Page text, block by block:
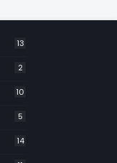
13
2
10
5
14